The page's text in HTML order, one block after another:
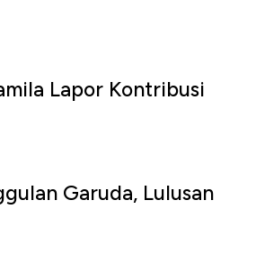
Lapor Kontribusi
Garuda, Lulusan